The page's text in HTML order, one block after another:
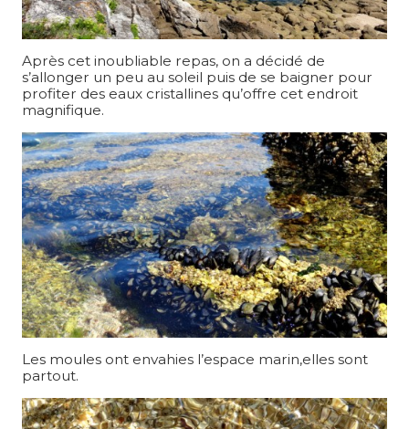
Après cet inoubliable repas, on a décidé de
s’allonger un peu au soleil puis de se baigner pour
profiter des eaux cristallines qu’offre cet endroit
magnifique.
Les moules ont envahies l’espace marin,elles sont
partout.